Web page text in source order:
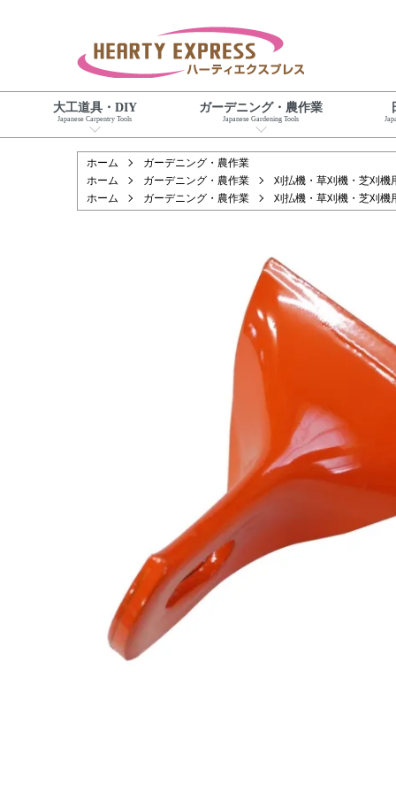
大工道具・DIY
Japanese Carpentry Tools
ガーデニング・農作業
Japanese Gardening Tools
ホーム
ガーデニング・農作業
ホーム
ガーデニング・農作業
刈払機・草刈機・芝刈機
ホーム
ガーデニング・農作業 刈払機・草刈機・芝刈機